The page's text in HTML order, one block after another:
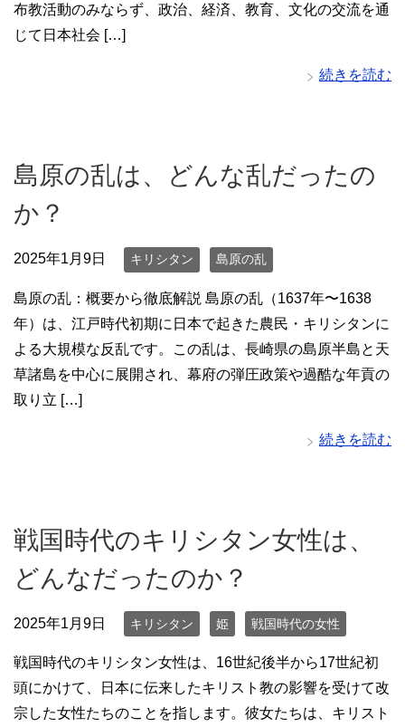
布教活動のみならず、政治、経済、教育、文化の交流を通
じて日本社会 […]
続きを読む
島原の乱は、どんな乱だったの
か？
2025年1月9日 キリシタン 島原の乱
島原の乱：概要から徹底解説 島原の乱（1637年〜1638
年）は、江戸時代初期に日本で起きた農民・キリシタンに
よる大規模な反乱です。この乱は、長崎県の島原半島と天
草諸島を中心に展開され、幕府の弾圧政策や過酷な年貢の
取り立 […]
続きを読む
戦国時代のキリシタン女性は、
どんなだったのか？
2025年1月9日 キリシタン 姫 戦国時代の女性
戦国時代のキリシタン女性は、16世紀後半から17世紀初
頭にかけて、日本に伝来したキリスト教の影響を受けて改
宗した女性たちのことを指します。彼女たちは、キリスト